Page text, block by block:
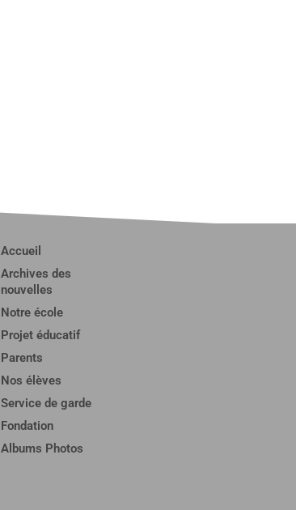
Accueil
Archives des
nouvelles
Notre école
Projet éducatif
Parents
Nos élèves
Service de garde
Fondation
Albums Photos